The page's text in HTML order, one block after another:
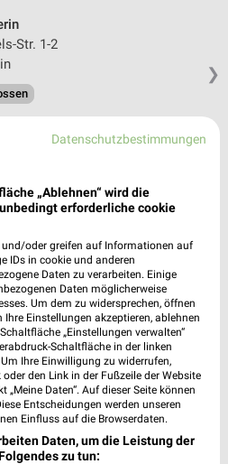
❯
Str. 1-2
1 Prospekt
Krebsförde Schwerin-
Straße 24
Krebsförden
1 Prospekt
Datenschutzbestimmungen
„Ablehnen“ wird die
erforderliche cookie
oder greifen auf Informationen auf
IDs in cookie und anderen
Daten zu verarbeiten. Einige
Daten möglicherweise
Um dem zu widersprechen, öffnen
Ihre Einstellungen akzeptieren, ablehnen
„Einstellungen verwalten“
Schaltfläche in der linken
Ihre Einwilligung zu widerrufen,
den Link in der Fußzeile der Website
Daten“. Auf dieser Seite können
Entscheidungen werden unseren
Einfluss auf die Browserdaten.
Daten, um die Leistung der
zu tun: